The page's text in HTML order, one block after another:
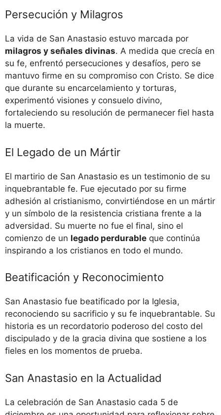
Persecución y Milagros
La vida de San Anastasio estuvo marcada por
milagros y señales divinas. A medida que crecía en
su fe, enfrentó persecuciones y desafíos, pero se
mantuvo firme en su compromiso con Cristo. Se dice
que durante su encarcelamiento y torturas,
experimentó visiones y consuelo divino,
fortaleciendo su resolución de permanecer fiel hasta
la muerte.
El Legado de un Mártir
El martirio de San Anastasio es un testimonio de su
inquebrantable fe. Fue ejecutado por su firme
adhesión al cristianismo, convirtiéndose en un mártir
y un símbolo de la resistencia cristiana frente a la
adversidad. Su muerte no fue el final, sino el
comienzo de un legado perdurable que continúa
inspirando a los cristianos en todo el mundo.
Beatificación y Reconocimiento
San Anastasio fue beatificado por la Iglesia,
reconociendo su sacrificio y su fe inquebrantable. Su
historia es un recordatorio poderoso del costo del
discipulado y de la gracia divina que sostiene a los
fieles en los momentos de prueba.
San Anastasio en la Actualidad
La celebración de San Anastasio cada 5 de